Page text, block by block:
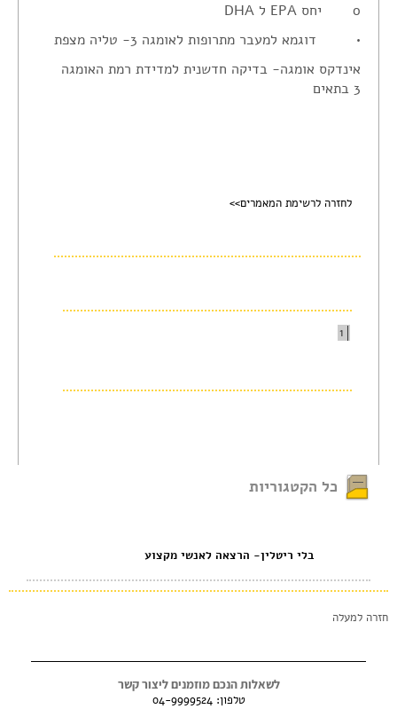
o יחס EPA ל DHA
• דוגמא למעבר מתרופות לאומגה 3- טליה מצפת
אינדקס אומגה- בדיקה חדשנית למדידת רמת האומגה
3 בתאים
לחזרה לרשימת המאמרים>>
1
כל הקטגוריות
בלי ריטלין- הרצאה לאנשי מקצוע
חזרה למעלה
לשאלות הנכם מוזמנים ליצור קשר
טלפון:04-9999524